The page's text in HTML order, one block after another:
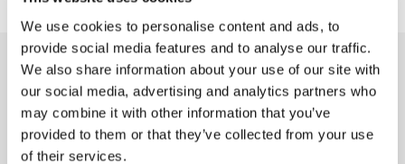
We use cookies to personalise content and ads, to
provide social media features and to analyse our traffic.
We also share information about your use of our site with
our social media, advertising and analytics partners who
may combine it with other information that you’ve
provided to them or that they’ve collected from your use
of their services.
NIEUWSBRIEF
€10 korting voor jou
Schrijf je in voor de nieuwsbrief en ontdek als eerste nieuwe stijlen
en exclusieve aanbiedingen.